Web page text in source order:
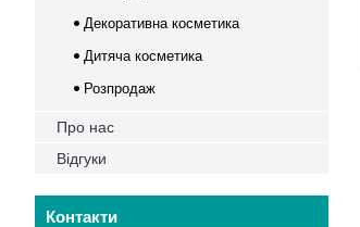
Декоративна косметика
Дитяча косметика
Розпродаж
Про нас
Відгуки
Контакти